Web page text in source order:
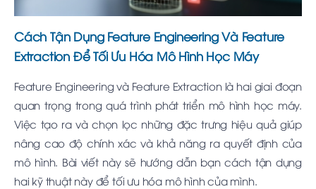
Cách Tận Dụng Feature Engineering Và Feature
Extraction Để Tối Ưu Hóa Mô Hình Học Máy
Feature Engineering và Feature Extraction là hai giai đoạn
quan trọng trong quá trình phát triển mô hình học máy.
Việc tạo ra và chọn lọc những đặc trưng hiệu quả giúp
nâng cao độ chính xác và khả năng ra quyết định của
mô hình. Bài viết này sẽ hướng dẫn bạn cách tận dụng
hai kỹ thuật này để tối ưu hóa mô hình của mình.